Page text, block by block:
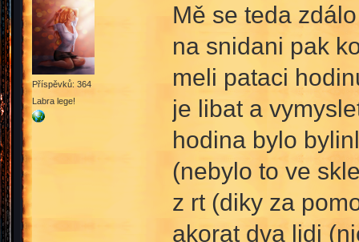
Příspěvků: 364
Labra lege!
Mě se teda
na snidani pak
meli pataci
je libat a
hodina bylo
(nebylo to ve
z rt (diky za
akorat dva lidi